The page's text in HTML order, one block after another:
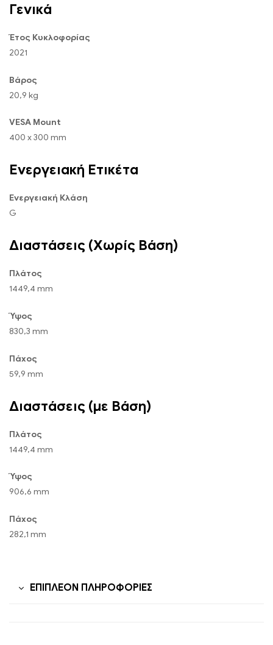
Γενικά
Έτος Κυκλοφορίας
2021
Βάρος
20,9 kg
VESA Mount
400 x 300 mm
Ενεργειακή Ετικέτα
Ενεργειακή Κλάση
G
Διαστάσεις (Χωρίς Βάση)
Πλάτος
1449,4 mm
Ύψος
830,3 mm
Πάχος
59,9 mm
Διαστάσεις (με Βάση)
Πλάτος
1449,4 mm
Ύψος
906,6 mm
Πάχος
282,1 mm
ΕΠΙΠΛΈΟΝ ΠΛΗΡΟΦΟΡΊΕΣ